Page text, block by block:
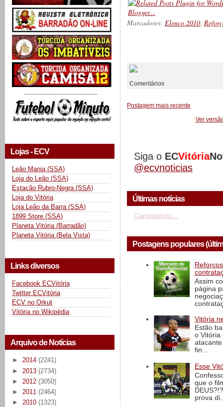
-------------------------------------
Lojas - ECV
Leão Mania (SSA)
Loja do Leão (SSA)
Estação Rubro-Negra (SSA)
Loja do Vitória
Loja Leão da Barra (SSA)
1899 Store (SSA)
Planeta Vitória (Barradão)
Planeta Vitória (Bela Vista)
Links diversos
Facebook ECVitória
Twitter ECVitória
ECV no Orkut
Vitória no Wikipédia
Arquivo de Notícias
► 2014 (2241)
► 2013 (2734)
► 2012 (3050)
► 2011 (2464)
► 2010 (1323)
Marcadores: Elenco 2010,
Comentários
Postagem mais recente
Ver
Siga o ECVitória
@ecvnoticias
Últimas notícias
Carregando...
Postagens populares
Assim
página
Vitória
Estão
o Vitória
fin...
Esse
que o
prova